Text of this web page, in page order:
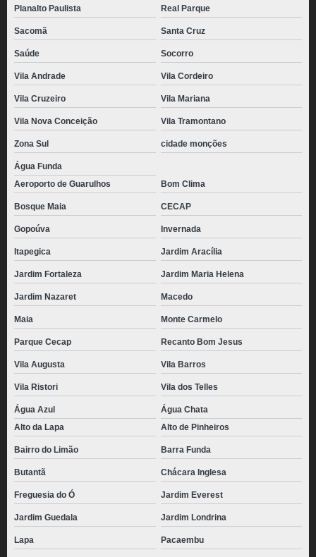
Planalto Paulista Real Parque
Sacomã Santa Cruz
Saúde Socorro
Vila Andrade Vila Cordeiro
Vila Cruzeiro Vila Mariana
Vila Nova Conceição Vila Tramontano
Zona Sul cidade monções
Água Funda
Aeroporto de Guarulhos
Bom Clima
Bosque Maia CECAP
Gopoúva Invernada
Itapegica Jardim Aracília
Jardim Fortaleza Jardim Maria Helena
Jardim Nazaret Macedo
Maia Monte Carmelo
Parque Cecap Recanto Bom Jesus
Vila Augusta Vila Barros
Vila Ristori Vila dos Telles
Água Azul
Água Chata
Alto da Lapa
Alto de Pinheiros
Bairro do Limão Barra Funda
Butantã Chácara Inglesa
Freguesia do Ó Jardim Everest
Jardim Guedala Jardim Londrina
Lapa Pacaembu